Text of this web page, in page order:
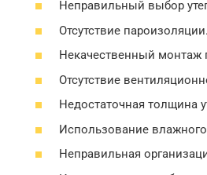
Неправильный выбор
Отсутствие пароизоляции.
Некачественный монтаж
Отсутствие
Недостаточная толщина
Использование влажного
Неправильная